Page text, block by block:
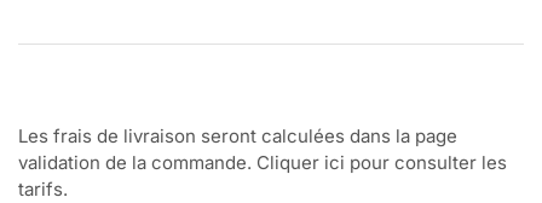
Les frais de livraison seront calculées dans la page
validation de la commande. Cliquer ici pour consulter les
tarifs.